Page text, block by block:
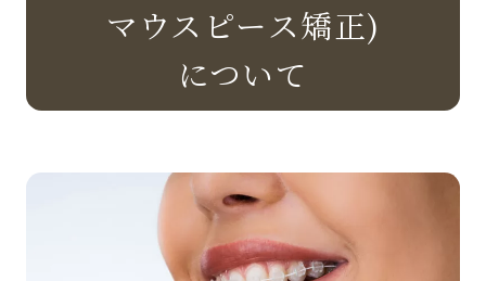
マウスピース矯正)
について